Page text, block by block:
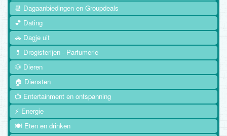
📆 Dagaanbiedingen en Groupdeals
💕 Dating
🚗 Dagje uit
💊 Drogisterijen - Parfumerie
🐶 Dieren
🏠 Diensten
📺 Entertainment en ontspanning
⚡ Energie
🍽️ Eten en drinken